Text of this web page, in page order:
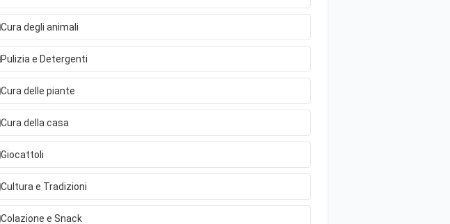
Cura degli animali
Pulizia e Detergenti
Cura delle piante
Cura della casa
Giocattoli
Cultura e Tradizioni
Colazione e Snack